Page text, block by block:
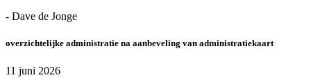
- Dave de Jonge
overzichtelijke administratie na aanbeveling van administratiekaart
11 juni 2026